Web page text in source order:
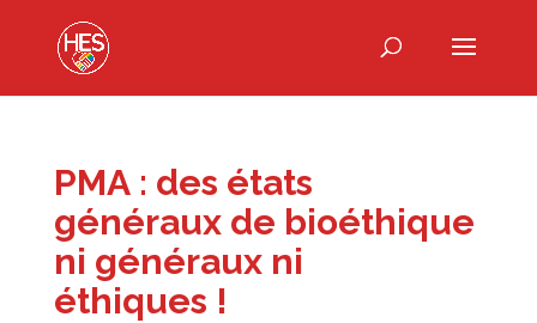
PMA : des états
généraux de bioéthique
ni généraux ni
éthiques !